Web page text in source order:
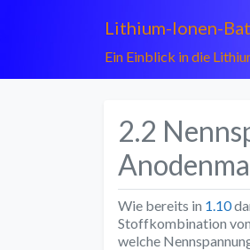
Lithium-Ionen-
Ein Einblick in die
2.2
Wie bereits in 1.10
Stoffkombination
welche